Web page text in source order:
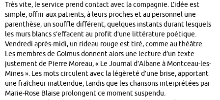
Très vite, le service prend contact avec la compagnie. L’idée est
simple, offrir aux patients, à leurs proches et au personnel une
parenthèse, un souffle différent, quelques instants durant lesquels
les murs blancs s’effacent au profit d’une littérature poétique.
Vendredi après-midi, un rideau rouge est tiré, comme au théâtre.
Les membres de Golmus donnent alors une lecture d’un texte
justement de Pierre Moreau, « Le Journal d’Albane à Montceau-les-
Mines ». Les mots circulent avec la légèreté d’une brise, apportant
une fraîcheur inattendue, tandis que les chansons interprétées par
Marie-Rose Blaise prolongent ce moment suspendu.